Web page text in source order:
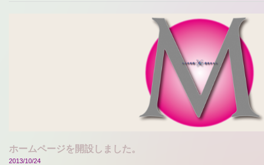
ホームページを開設しました。
2013/10/24